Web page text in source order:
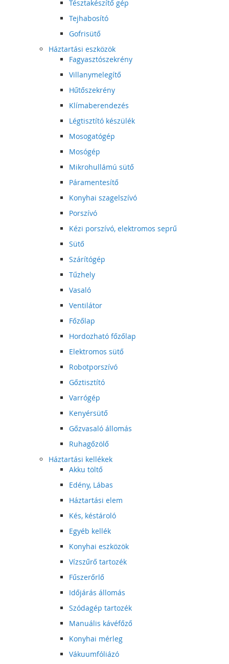
Tésztakészítő gép
Tejhabosító
Gofrisütő
Háztartási eszközök
Fagyasztószekrény
Villanymelegítő
Hűtőszekrény
Klímaberendezés
Légtisztító készülék
Mosogatógép
Mosógép
Mikrohullámú sütő
Páramentesítő
Konyhai szagelszívó
Porszívó
Kézi porszívó, elektromos seprű
Sütő
Szárítógép
Tűzhely
Vasaló
Ventilátor
Főzőlap
Hordozható főzőlap
Elektromos sütő
Robotporszívó
Gőztisztító
Varrógép
Kenyérsütő
Gőzvasaló állomás
Ruhagőzölő
Háztartási kellékek
Akku töltő
Edény, Lábas
Háztartási elem
Kés, késtároló
Egyéb kellék
Konyhai eszközök
Vízszűrő tartozék
Fűszerőrlő
Időjárás állomás
Szódagép tartozék
Manuális kávéfőző
Konyhai mérleg
Vákuumfóliázó